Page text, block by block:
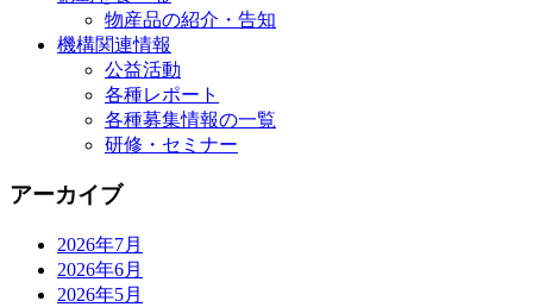
物産品の紹介・告知
機構関連情報
公益活動
各種レポート
各種募集情報の一覧
研修・セミナー
アーカイブ
2026年7月
2026年6月
2026年5月